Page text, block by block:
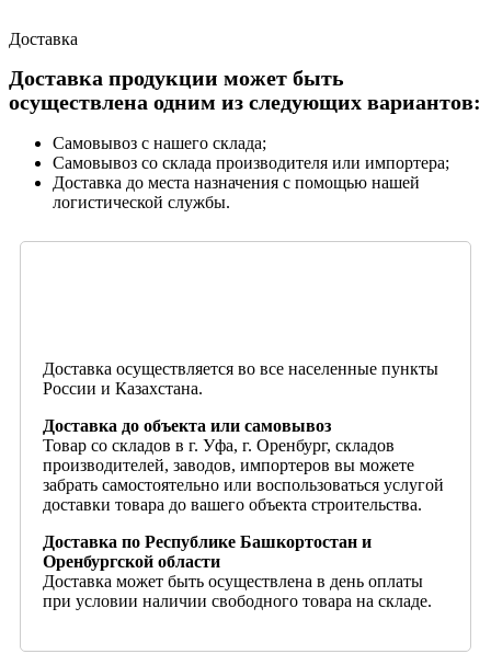
Доставка
Доставка продукции может быть
осуществлена одним из следующих вариантов:
Самовывоз с нашего склада;
Самовывоз со склада производителя или импортера;
Доставка до места назначения с помощью нашей
логистической службы.
Доставка осуществляется во все населенные пункты
России и Казахстана.
Доставка до объекта или самовывоз
Товар со складов в г. Уфа, г. Оренбург, складов
производителей, заводов, импортеров вы можете
забрать самостоятельно или воспользоваться услугой
доставки товара до вашего объекта строительства.
Доставка по Республике Башкортостан и
Оренбургской области
Доставка может быть осуществлена в день оплаты
при условии наличии свободного товара на складе.